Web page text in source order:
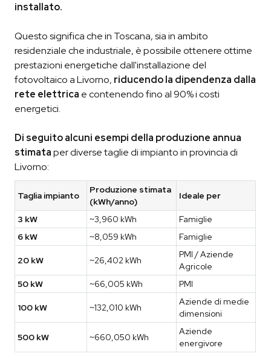
installato.
Questo significa che in Toscana, sia in ambito
residenziale che industriale, è possibile ottenere ottime
prestazioni energetiche dall'installazione del
fotovoltaico a Livorno, riducendo la dipendenza dalla
rete elettrica e contenendo fino al 90% i costi
energetici.
Di seguito alcuni esempi della produzione annua
stimataper diverse taglie di impianto in provincia di
Livorno:
Taglia impianto
Produzione stimata
(kWh/anno)
Ideale per
3 kW ~3,960 kWh
Famiglie
6 kW
~8,059 kWh Famiglie
20 kW ~26,402 kWh
PMI / Aziende
Agricole
50 kW
~66,005 kWh PMI
100 kW ~132,010 kWh
Aziende di medie
dimensioni
500 kW ~660,050 kWh
Aziende
energivore